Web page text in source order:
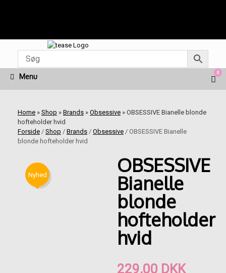
Menu
cart
0
Home » Shop » Brands » Obsessive » OBSESSIVE Bianelle blonde
hofteholder hvid
Forside / Shop / Brands / Obsessive / OBSESSIVE Bianelle
blonde hofteholder hvid
OBSESSIVE
Bianelle
blonde
hofteholder
hvid
229,00 DKK
Nyhed